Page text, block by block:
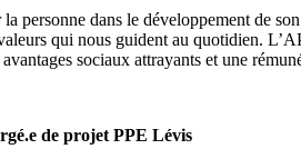
personne dans le développement de
qui nous guident au quotidien.
sociaux attrayants et une
de projet PPE Lévis